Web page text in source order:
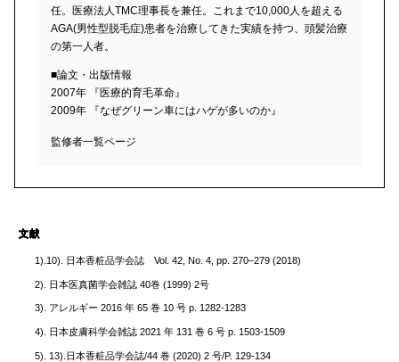
任。医療法人TMC理事長を兼任。これまで10,000人を超える
AGA(男性型脱毛症)患者を治療してきた実績を持つ、頭髪治療
の第一人者。
■論文・出版情報
2007年 『医療的育毛革命』
2009年 『なぜグリーン車にはハゲが多いのか』
監修者一覧ページ
1).10). 日本香粧品学会誌 Vol. 42, No. 4, pp. 270–279 (2018)
2). 日本医真菌学会雑誌 40巻 (1999) 2号
3). アレルギー 2016 年 65 巻 10 号 p. 1282-1283
4). 日本皮膚科学会雑誌 2021 年 131 巻 6 号 p. 1503-1509
5). 13). 日本香粧品学会誌/44 巻 (2020) 2 号/P. 129-134